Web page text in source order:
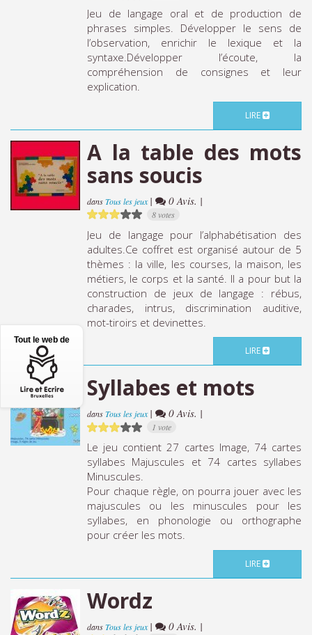
Jeu de langage oral et de production de
phrases simples. Développer le sens de
l’observation, enrichir le lexique et la
syntaxe.Développer l’écoute, la
compréhension de consignes et leur
explication.
LIRE
A la table des mots
sans soucis
dansTous les jeux| 0 Avis. |
8 votes
Jeu de langage pour l’alphabétisation des
adultes.Ce coffret est organisé autour de 5
thèmes : la ville, les courses, la maison, les
métiers, le corps et la santé. Il a pour but la
construction de jeux de langage : rébus,
charades, intrus, discrimination auditive,
mot-tiroirs et devinettes.
LIRE
Syllabes et mots
dansTous les jeux| 0 Avis. |
1 vote
Le jeu contient 27 cartes Image, 74 cartes
syllabes Majuscules et 74 cartes syllabes
Minuscules.
Pour chaque règle, on pourra jouer avec les
majuscules ou les minuscules pour les
syllabes, en phonologie ou orthographe
pour créer les mots.
LIRE
Wordz
dansTous les jeux| 0 Avis. |
Tout le web de